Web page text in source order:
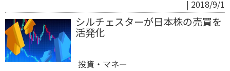
| 2018/9/1
シルチェスターが日本株の売買を
活発化
投資・マネー